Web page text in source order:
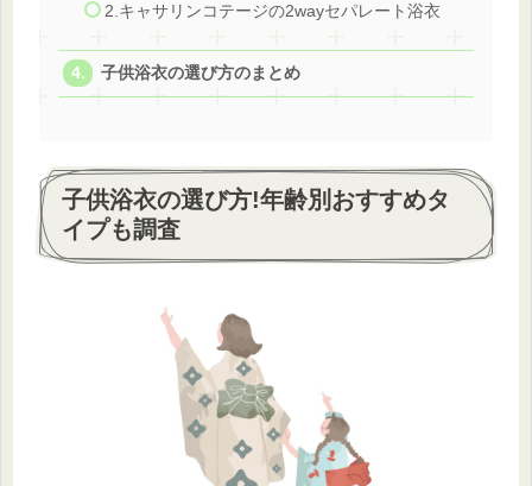
2.キャサリンコテージの2wayセパレート浴衣
子供浴衣の選び方のまとめ
子供浴衣の選び方!年齢別おすすめタ
イプも調査